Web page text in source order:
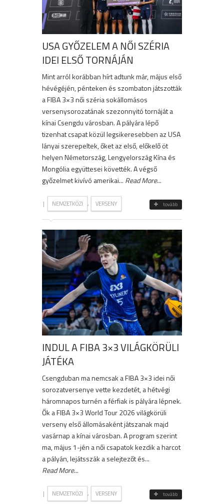
USA GYŐZELEM A NŐI SZÉRIA
IDEI ELSŐ TORNÁJÁN
Mint arról korábban hírt adtunk már, május első
hévégéjén, pénteken és szombaton játszották
a FIBA 3×3 női széria sokállomásos
versenysorozatának szezonnyitó tornáját a
kínai Csengdu városban. A pályára lépő
tizenhat csapat közül legsikeresebben az USA
lányai szerepeltek, őket az első, előkelő öt
helyen Németország, Lengyelország Kína és
Mongólia együttesei követték. A végső
győzelmet kivívó amerikai... Read More...
| NEMZETKÖZI , VERSENY tovább
INDUL A FIBA 3×3 VILÁGKÖRÜLI
JÁTÉKA
Csengduban ma nemcsak a FIBA 3×3 idei női
sorozatversenye vette kezdetét, a hétvégi
háromnapos turnén a férfiak is pályára lépnek.
Ők a FIBA 3×3 World Tour 2026 világkörüli
verseny első állomásaként játszanak majd
vasárnap a kínai városban. A program szerint
ma, május 1-jén a női csapatok kezdik a harcot
a pályán, lejátsszák a selejtezőt és...
Read More...
| NEMZETKÖZI , VERSENY tovább